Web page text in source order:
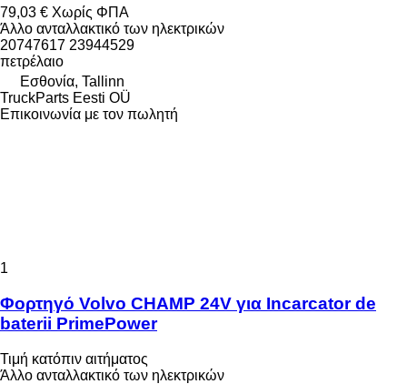
79,03 € Χωρίς ΦΠΑ
Άλλο ανταλλακτικό των ηλεκτρικών
20747617 23944529
πετρέλαιο
Εσθονία, Tallinn
TruckParts Eesti OÜ
Επικοινωνία με τον πωλητή
1
Φορτηγό Volvo CHAMP 24V για Incarcator de
baterii PrimePower
Τιμή κατόπιν αιτήματος
Άλλο ανταλλακτικό των ηλεκτρικών